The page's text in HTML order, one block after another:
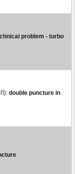
problem - turbo
double puncture in